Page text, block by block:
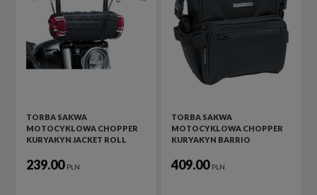
TORBA SAKWA
MOTOCYKLOWA CHOPPER
KURYAKYN JACKET ROLL
239.00 PLN
TORBA SAKWA
MOTOCYKLOWA CHOPPER
KURYAKYN BARRIO
409.00 PLN